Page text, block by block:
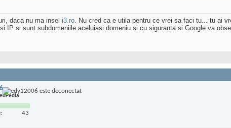
daca nu ma insel i3.ro. Nu cred ca e utila pentru ce vrei sa faci tu... tu ai
IP si sunt subdomeniile aceluiasi domeniu si cu siguranta si Google va
43